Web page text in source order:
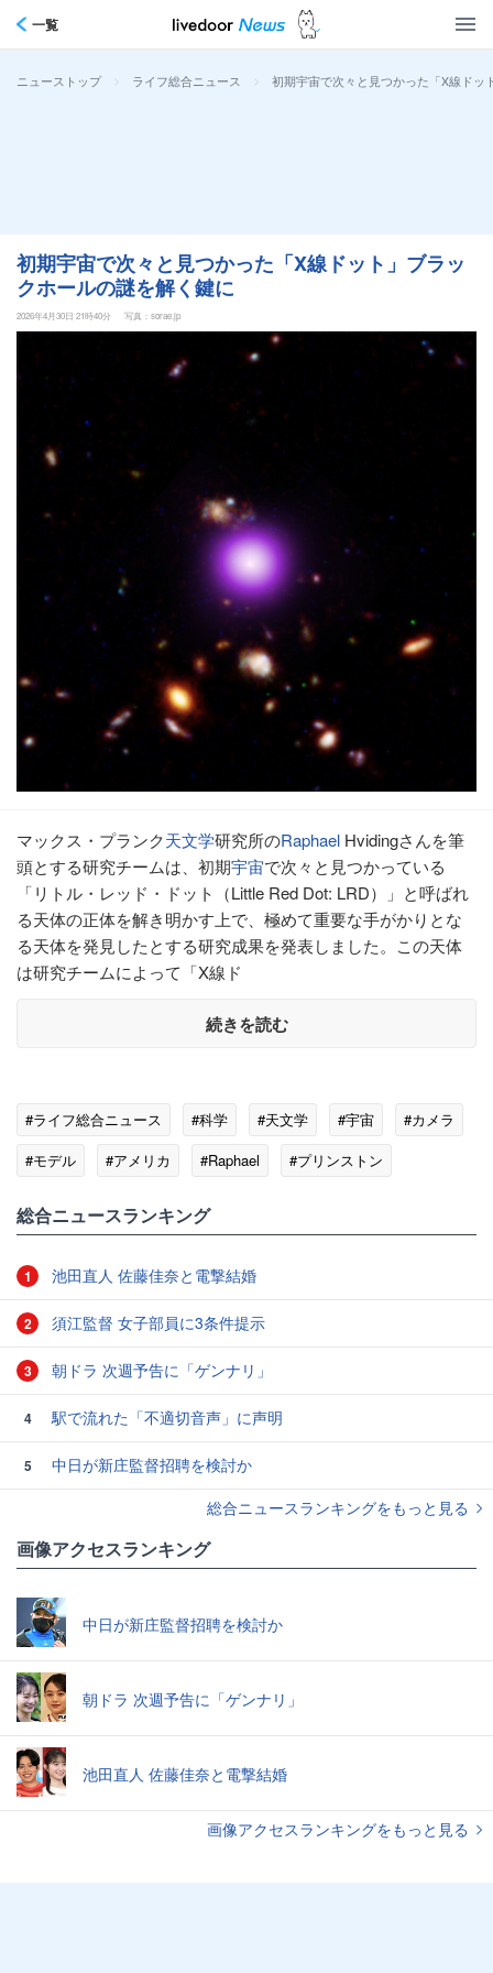
一覧
ニューストップ > ライフ総合ニュース > 初期宇宙で次々と見つかった「X線ドッ
初期宇宙で次々と見つかった「X線ドット」ブラッ
クホールの謎を解く鍵に
2026年4月30日 21時40分 写真：sorae.jp
マックス・プランク天文学研究所のRaphael Hvidingさんを筆
頭とする研究チームは、初期宇宙で次々と見つかっている
「リトル・レッド・ドット（Little Red Dot: LRD）」と呼ばれ
る天体の正体を解き明かす上で、極めて重要な手がかりとな
る天体を発見したとする研究成果を発表しました。この天体
は研究チームによって「X線ド
続きを読む
#ライフ総合ニュース #科学 #天文学 #宇宙
#カメラ
#モデル
#アメリカ #Raphael #プリンストン
総合ニュースランキング
1 池田直人 佐藤佳奈と電撃結婚
2 須江監督 女子部員に3条件提示
3 朝ドラ 次週予告に「ゲンナリ」
4 駅で流れた「不適切音声」に声明
5
中日が新庄監督招聘を検討か
総合ニュースランキングをもっと見る
画像アクセスランキング
中日が新庄監督招聘を検討か
朝ドラ 次週予告に「ゲンナリ」
池田直人 佐藤佳奈と電撃結婚
画像アクセスランキングをもっと見る